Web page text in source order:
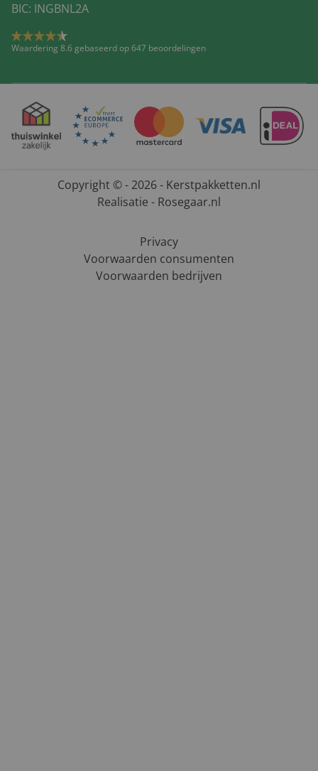
BIC: INGBNL2A
Waardering 8.6 gebaseerd op 647 beoordelingen
Copyright © - 2026 - Kerstpakketten.nl
Realisatie - Rosegaar.nl
Privacy
Voorwaarden consumenten
Voorwaarden bedrijven